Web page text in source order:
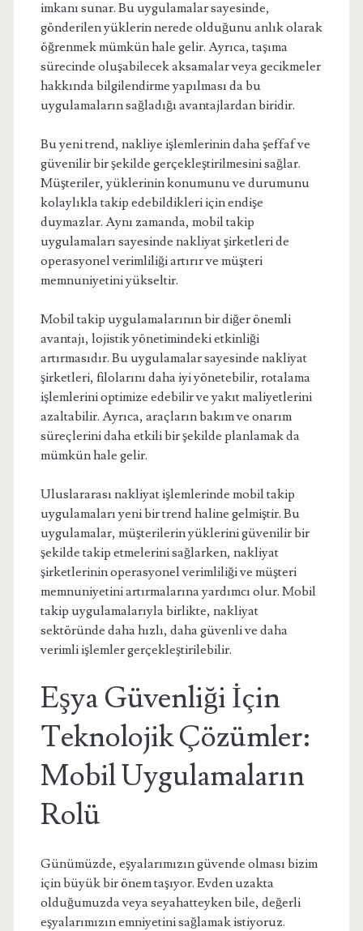
imkanı sunar. Bu uygulamalar sayesinde,
gönderilen yüklerin nerede olduğunu anlık olarak
öğrenmek mümkün hale gelir. Ayrıca, taşıma
sürecinde oluşabilecek aksamalar veya gecikmeler
hakkında bilgilendirme yapılması da bu
uygulamaların sağladığı avantajlardan biridir.
Bu yeni trend, nakliye işlemlerinin daha şeffaf ve
güvenilir bir şekilde gerçekleştirilmesini sağlar.
Müşteriler, yüklerinin konumunu ve durumunu
kolaylıkla takip edebildikleri için endişe
duymazlar. Aynı zamanda, mobil takip
uygulamaları sayesinde nakliyat şirketleri de
operasyonel verimliliği artırır ve müşteri
memnuniyetini yükseltir.
Mobil takip uygulamalarının bir diğer önemli
avantajı, lojistik yönetimindeki etkinliği
artırmasıdır. Bu uygulamalar sayesinde nakliyat
şirketleri, filolarını daha iyi yönetebilir, rotalama
işlemlerini optimize edebilir ve yakıt maliyetlerini
azaltabilir. Ayrıca, araçların bakım ve onarım
süreçlerini daha etkili bir şekilde planlamak da
mümkün hale gelir.
Uluslararası nakliyat işlemlerinde mobil takip
uygulamaları yeni bir trend haline gelmiştir. Bu
uygulamalar, müşterilerin yüklerini güvenilir bir
şekilde takip etmelerini sağlarken, nakliyat
şirketlerinin operasyonel verimliliği ve müşteri
memnuniyetini artırmalarına yardımcı olur. Mobil
takip uygulamalarıyla birlikte, nakliyat
sektöründe daha hızlı, daha güvenli ve daha
verimli işlemler gerçekleştirilebilir.
Eşya Güvenliği İçin
Teknolojik Çözümler:
Mobil Uygulamaların
Rolü
Günümüzde, eşyalarımızın güvende olması bizim
için büyük bir önem taşıyor. Evden uzakta
olduğumuzda veya seyahatteyken bile, değerli
eşyalarımızın emniyetini sağlamak istiyoruz.